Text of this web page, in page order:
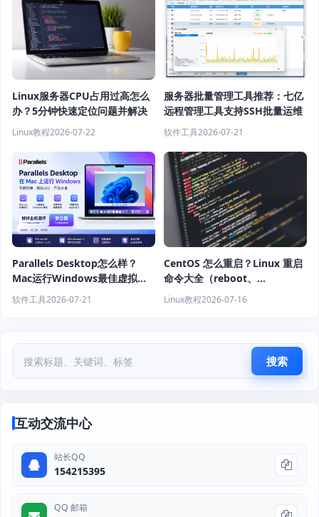
Linux服务器CPU占用过高怎么
办？5分钟快速定位问题并解决
Linux教程2026-07-22
服务器批量管理工具推荐：七亿
远程管理工具支持SSH批量运维
软件工具2026-07-21
Parallels Desktop怎么样？
Mac运行Windows最佳虚拟机
软件推荐
软件工具2026-07-21
CentOS 怎么重启？Linux 重启
命令大全（reboot、
shutdown、systemctl 教程）
Linux教程2026-07-16
搜索
互动交流中心
站长QQ
154215395
QQ 邮箱